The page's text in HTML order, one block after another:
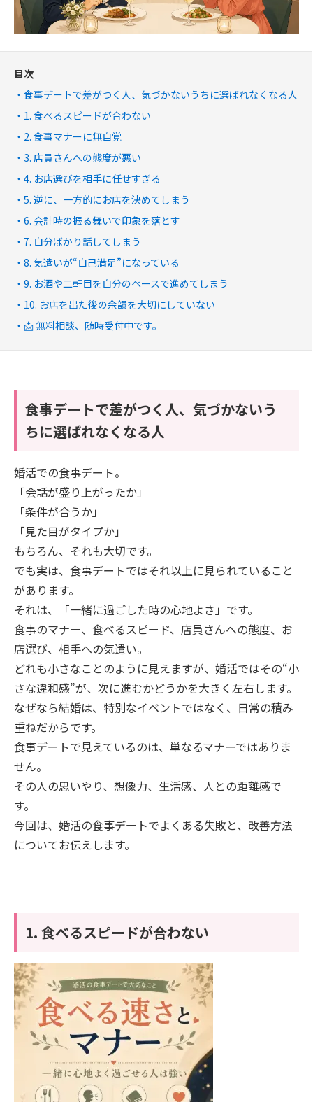
目次
食事デートで差がつく人、気づかないうちに選ばれなくなる人
1. 食べるスピードが合わない
2. 食事マナーに無自覚
3. 店員さんへの態度が悪い
4. お店選びを相手に任せすぎる
5. 逆に、一方的にお店を決めてしまう
6. 会計時の振る舞いで印象を落とす
7. 自分ばかり話してしまう
8. 気遣いが“自己満足”になっている
9. お酒や二軒目を自分のペースで進めてしまう
10. お店を出た後の余韻を大切にしていない
📩 無料相談、随時受付中です。
食事デートで差がつく人、気づかないう
ちに選ばれなくなる人
婚活での食事デート。
「会話が盛り上がったか」
「条件が合うか」
「見た目がタイプか」
もちろん、それも大切です。
でも実は、食事デートではそれ以上に見られていること
があります。
それは、「一緒に過ごした時の心地よさ」です。
食事のマナー、食べるスピード、店員さんへの態度、お
店選び、相手への気遣い。
どれも小さなことのように見えますが、婚活ではその“小
さな違和感”が、次に進むかどうかを大きく左右します。
なぜなら結婚は、特別なイベントではなく、日常の積み
重ねだからです。
食事デートで見えているのは、単なるマナーではありま
せん。
その人の思いやり、想像力、生活感、人との距離感で
す。
今回は、婚活の食事デートでよくある失敗と、改善方法
についてお伝えします。
1. 食べるスピードが合わない